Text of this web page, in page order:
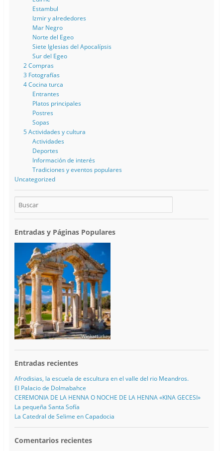
Estambul
Izmir y alrededores
Mar Negro
Norte del Egeo
Siete Iglesias del Apocalípsis
Sur del Egeo
2 Compras
3 Fotografías
4 Cocina turca
Entrantes
Platos principales
Postres
Sopas
5 Actividades y cultura
Actividades
Deportes
Información de interés
Tradiciones y eventos populares
Uncategorized
Entradas y Páginas Populares
Entradas recientes
Afrodisias, la escuela de escultura en el valle del rio Meandros.
El Palacio de Dolmabahce
CEREMONIA DE LA HENNA O NOCHE DE LA HENNA «KINA GECESI»
La pequeña Santa Sofía
La Catedral de Selime en Capadocia
Comentarios recientes